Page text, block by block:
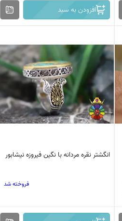
افزودن به سبد
انگشتر نقره مردانه با نگین فیروزه نیشابور
فروخته شد